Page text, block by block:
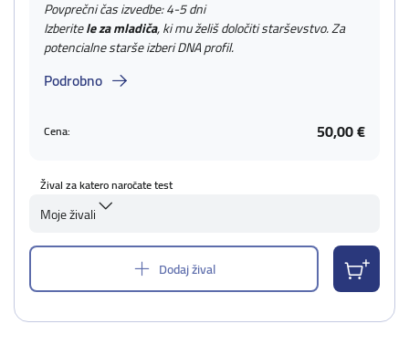
Povprečni čas izvedbe: 4-5 dni
Izberitele za mladiča, ki mu želiš določiti starševstvo. Za
potencialne starše izberi DNA profil.
Podrobno
Cena: 50,00 €
Žival za katero naročate test
Moje živali
Dodaj žival